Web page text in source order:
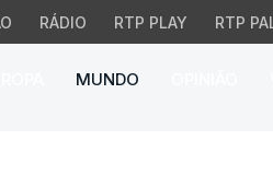
RÁDIO RTP PLAY RTP
MUNDO